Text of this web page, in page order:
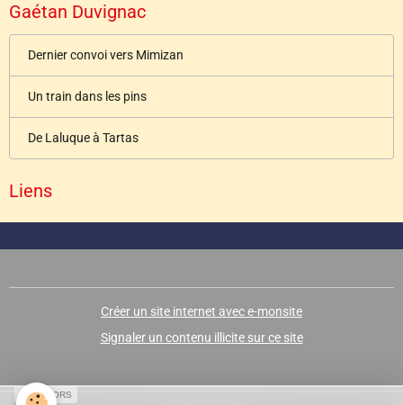
Gaétan Duvignac
Dernier convoi vers Mimizan
Un train dans les pins
De Laluque à Tartas
Liens
Créer un site internet avec e-monsite
Signaler un contenu illicite sur ce site
SPONSORS